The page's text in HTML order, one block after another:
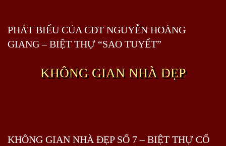
PHÁT BIỂU CỦA CĐT NGUYỄN HOÀNG
GIANG – BIỆT THỰ “SAO TUYẾT”
KHÔNG GIAN NHÀ ĐẸP
KHÔNG GIAN NHÀ ĐẸP SỐ 7 – BIỆT THỰ CỔ